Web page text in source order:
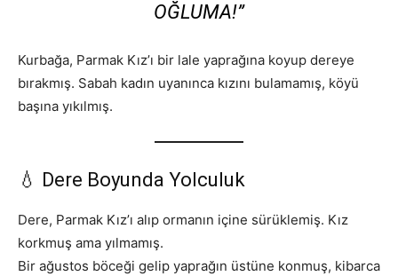
OĞLUMA!”
Kurbağa, Parmak Kız’ı bir lale yaprağına koyup dereye
bırakmış. Sabah kadın uyanınca kızını bulamamış, köyü
başına yıkılmış.
💧 Dere Boyunda Yolculuk
Dere, Parmak Kız’ı alıp ormanın içine sürüklemiş. Kız
korkmuş ama yılmamış.
Bir ağustos böceği gelip yaprağın üstüne konmuş, kibarca